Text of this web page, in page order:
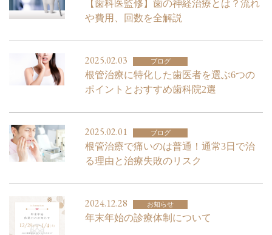
【歯科医監修】歯の神経治療とは？流れ
や費用、回数を全解説
2025.02.03 ブログ
根管治療に特化した歯医者を選ぶ6つの
ポイントとおすすめ歯科院2選
2025.02.01 ブログ
根管治療で痛いのは普通！通常3日で治
る理由と治療失敗のリスク
2024.12.28 お知らせ
年末年始の診療体制について